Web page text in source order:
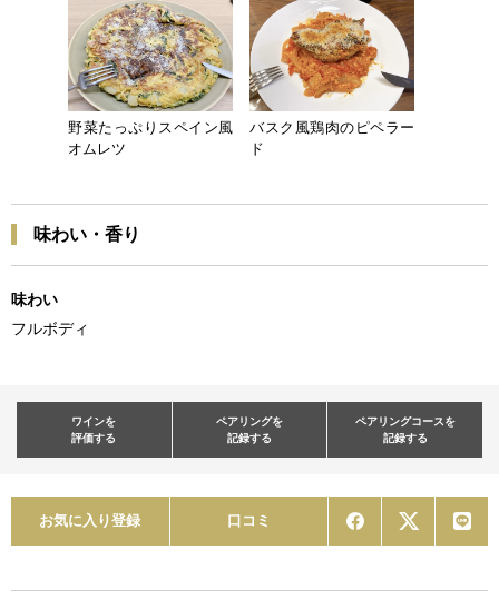
野菜たっぷりスペイン風
オムレツ
バスク風鶏肉のピペラー
ド
味わい・香り
味わい
フルボディ
ワインを
評価する
ペアリングを
記録する
ペアリングコースを
記録する
お気に入り登録 口コミ